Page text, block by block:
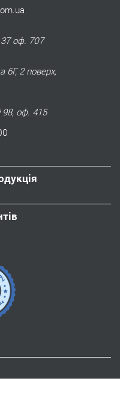
37 оф. 707
6Г, 2 поверх,
98, оф. 415